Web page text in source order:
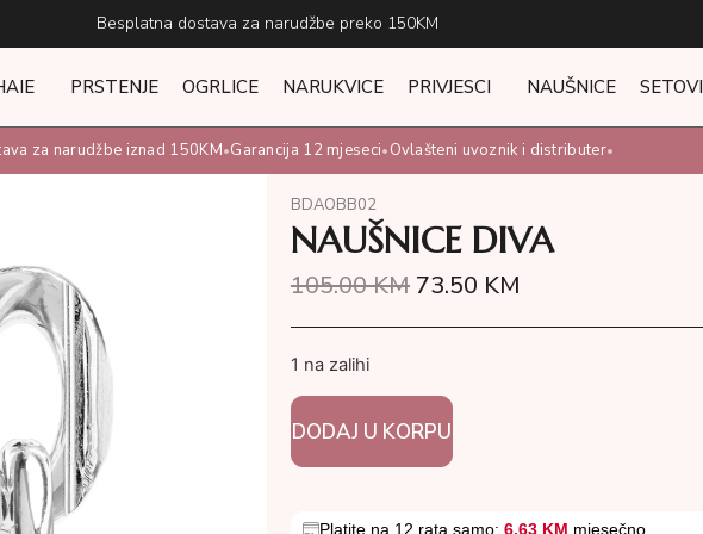
Besplatna dostava za narudžbe preko 150KM
PRSTENJE OGRLICE NARUKVICE PRIVJESCI NAUŠNICE SETOVI
za narudžbe iznad 150KM•Garancija 12 mjeseci•Ovlašteni uvoznik i distributer•
BDAOBB02
NAUŠNICE DIVA
105.00KM 73.50 KM
1 na zalihi
DODAJ U KORPU
Platite na 12 rata samo: 6.63 KM mjesečno.